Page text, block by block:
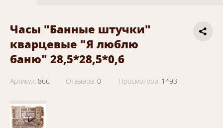
Часы "Банные штучки"
кварцевые "Я люблю
баню" 28,5*28,5*0,6
Артикул: 866 Отзывов: 0 Просмотров: 1493